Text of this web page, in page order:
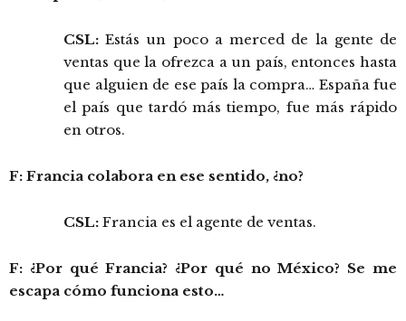
CSL: Estás un poco a merced de la gente de
ventas que la ofrezca a un país, entonces hasta
que alguien de ese país la compra… España fue
el país que tardó más tiempo, fue más rápido
en otros.
F: Francia colabora en ese sentido, ¿no?
CSL: Francia es el agente de ventas.
F: ¿Por qué Francia? ¿Por qué no México? Se me
escapa cómo funciona esto…